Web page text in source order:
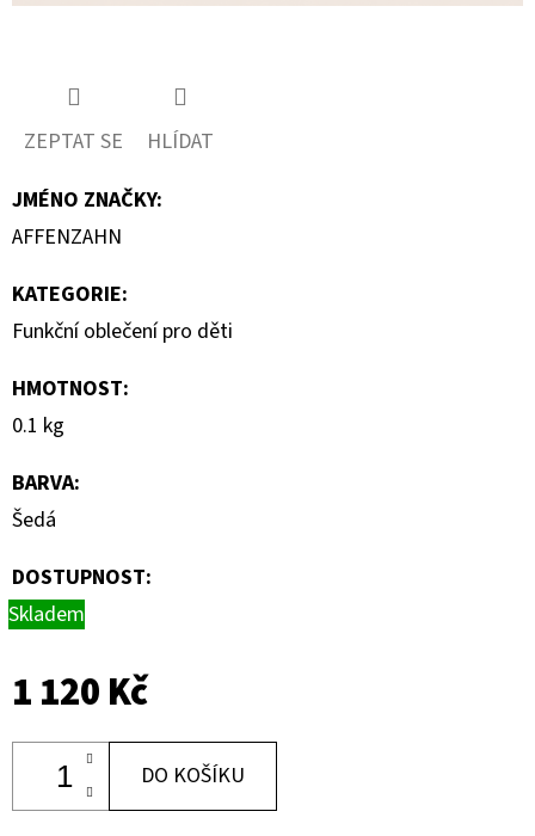
ZEPTAT SE
HLÍDAT
JMÉNO ZNAČKY:
AFFENZAHN
KATEGORIE:
Funkční oblečení pro děti
HMOTNOST:
0.1 kg
BARVA:
Šedá
DOSTUPNOST:
Skladem
1 120 Kč
DO KOŠÍKU